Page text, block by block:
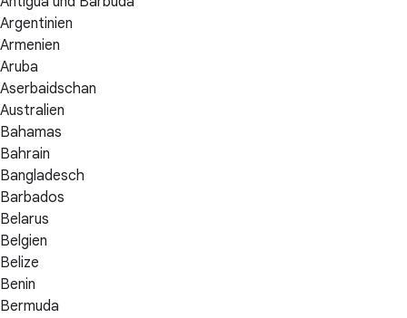
Argentinien
Armenien
Aruba
Aserbaidschan
Australien
Bahamas
Bahrain
Bangladesch
Barbados
Belarus
Belgien
Belize
Benin
Bermuda